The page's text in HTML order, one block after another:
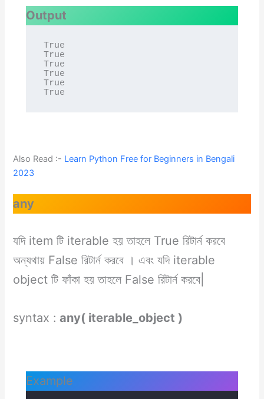
Output
True
True
True
True
True
True
Also Read :- Learn Python Free for Beginners in Bengali
2023
any
যদি item টি iterable হয় তাহলে True রিটার্ন করবে
অন্যথায় False রিটার্ন করবে । এবং যদি iterable
object টি ফাঁকা হয় তাহলে False রিটার্ন করবে|
syntax : any( iterable_object )
Example